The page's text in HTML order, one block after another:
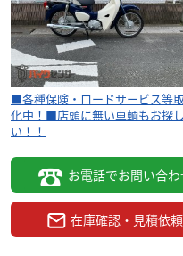
■各種保険・ロードサービス等
化中！■店頭に無い車輌もお探
い！！
お電話でお問い合わ
在庫確認・見積依頼